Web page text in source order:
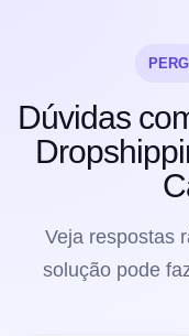
Dúvidas
Veja respostas
solução pode